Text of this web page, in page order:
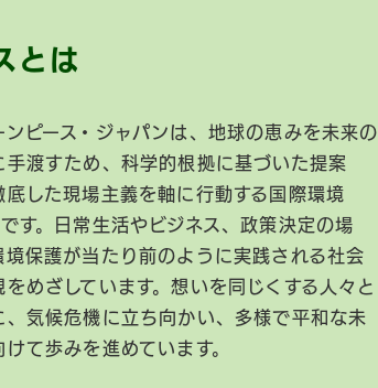
とは
ンピース・ジャパンは、地球の恵みを未来の
手渡すため、科学的根拠に基づいた提案
底した現場主義を軸に行動する国際環境
す。日常生活やビジネス、政策決定の場
境保護が当たり前のように実践される社会
をめざしています。想いを同じくする人々と
、気候危機に立ち向かい、多様で平和な未
けて歩みを進めています。